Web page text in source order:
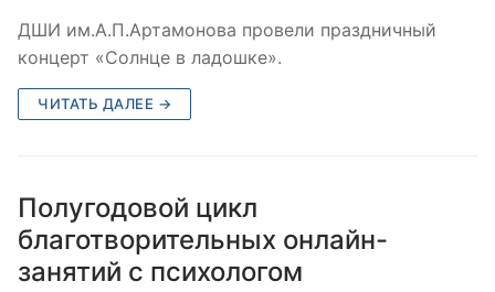
ДШИ им.А.П.Артамонова провели праздничный
концерт «Солнце в ладошке».
ЧИТАТЬ ДАЛЕЕ →
Полугодовой цикл
благотворительных онлайн-
занятий с психологом